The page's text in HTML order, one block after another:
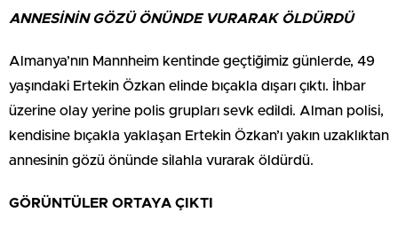
ANNESİNİN GÖZÜ ÖNÜNDE VURARAK ÖLDÜRDÜ
Almanya’nın Mannheim kentinde geçtiğimiz günlerde, 49
yaşındaki Ertekin Özkan elinde bıçakla dışarı çıktı. İhbar
üzerine olay yerine polis grupları sevk edildi. Alman polisi,
kendisine bıçakla yaklaşan Ertekin Özkan’ı yakın uzaklıktan
annesinin gözü önünde silahla vurarak öldürdü.
GÖRÜNTÜLER ORTAYA ÇIKTI